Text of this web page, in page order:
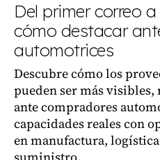
Del primer correo
cómo destacar
automotrices
Descubre cómo los
pueden ser más
ante compradores
capacidades reales con
en manufactura,